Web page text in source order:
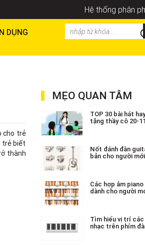
Hệ thống phân
DỤNG
cho trẻ
trẻ biết
thành
MẸO QUAN TÂM
TOP 30 bài hát
tặng thầy cô 20-11
Nốt đánh đàn
bản cho người
Các hợp âm
dành cho người
Tìm hiểu vị trí
nhạc trên phím